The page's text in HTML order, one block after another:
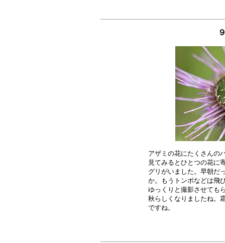
アザミの花にたくさんの
見てみるとひとつの花に
グリがいました。早朝だ
か。もうトンボなどは飛
ゆっくりと撮影させても
秋らしくなりましたね。